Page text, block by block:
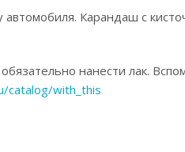
Карандаш с
нанести лак.
catalog/with_this